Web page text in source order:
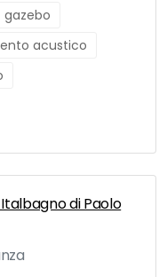
gazebo
acustico
di Paolo